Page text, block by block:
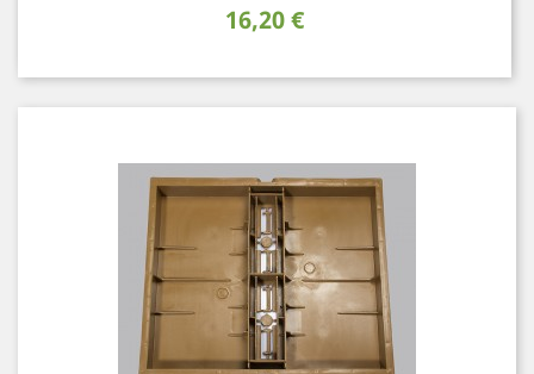
Prix
16,20 €